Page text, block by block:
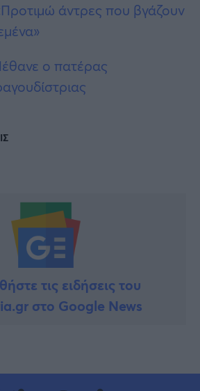
άντρες που βγάζουν
ο πατέρας
τις ειδήσεις του
στο Google News